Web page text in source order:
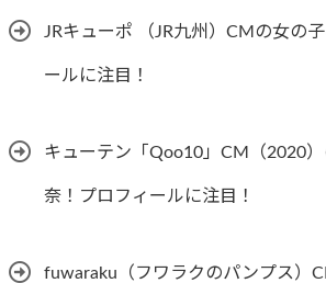
JRキューポ （JR九州）CMの女の
ールに注目！
キューテン「Qoo10」CM（2020
奈！プロフィールに注目！
fuwaraku（フワラクのパンプス）